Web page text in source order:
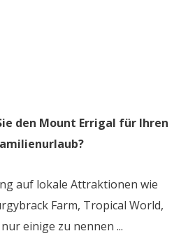
den Mount Errigal für Ihren
auf lokale Attraktionen wie
Farm, Tropical World,
einige zu nennen ...